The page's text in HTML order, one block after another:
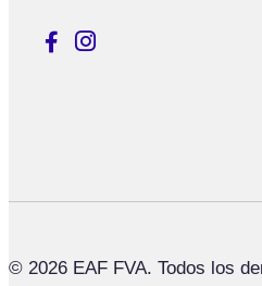
© 2026 EAF FVA. Todos los